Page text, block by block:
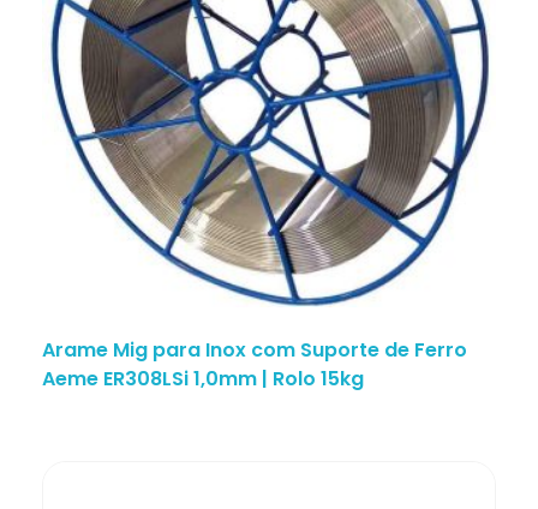
Arame Mig para Inox com Suporte de Ferro
Aeme ER308LSi 1,0mm | Rolo 15kg